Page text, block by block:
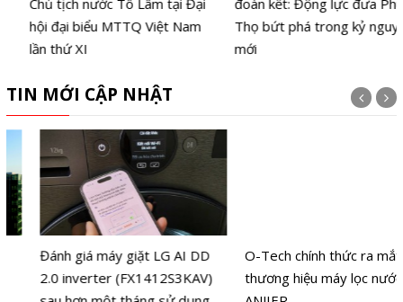
Chủ tịch nước Tô Lâm tại Đại
hội đại biểu MTTQ Việt Nam
lần thứ XI
đoàn kết: Động lực đưa Phú
Thọ bứt phá trong kỷ nguyên
TIN MỚI CẬP NHẬT
Đánh giá máy giặt LG AI DD
2.0 inverter (FX1412S3KAV)
O-Tech chính thức ra mắt
thương hiệu máy lọc nước